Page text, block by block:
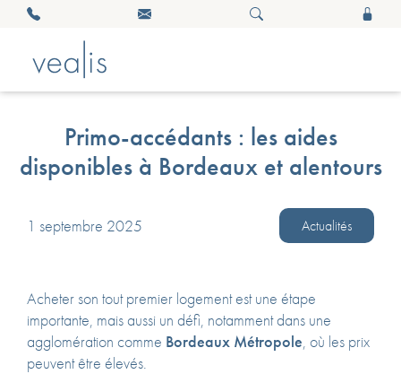
Primo-accédants : les aides
disponibles à Bordeaux et alentours
1 septembre 2025 Actualités
Acheter son tout premier logement est une étape
importante, mais aussi un défi, notamment dans une
agglomération comme Bordeaux Métropole, où les prix
peuvent être élevés.